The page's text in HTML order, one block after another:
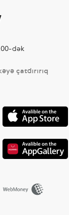
dək
çatdırırıq